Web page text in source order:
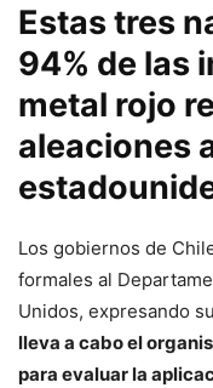
Estas tres
94% de las
metal rojo
aleaciones
Los gobiernos de
formales al
Unidos, expresando su
lleva a cabo el
para evaluar la